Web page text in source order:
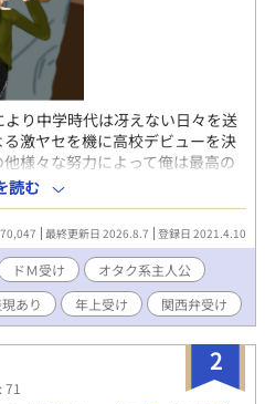
り中学時代は冴えない日々を送
激ヤセを機に高校デビューを決
様々な努力によって俺は最高の
に入れた！ 中学時代にやり込ん
身と美顔を武器に、名門男子校
ていく。 無口メカクレ男子、関西
子、堅物メガネの副委員長、甘
先輩、ワンコ系の後輩、父親違
、耽美な生徒会長にその露払い
達、おかっぱ頭の着物男子、胡
近所の小学生にその色っぽい父
男子……選り取りみどりの男子達
の顔が！？ ──以下注意事項──
のやり取りなど、（）は主人公
読む
最終更新日 2026.8.7 登録日 2021.4.10
ドＭ受け
オタク系主人公
あり 年上受け 関西弁受け
2
71